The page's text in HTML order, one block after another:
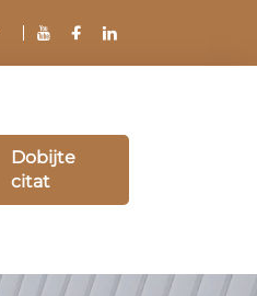
Dobijte
citat